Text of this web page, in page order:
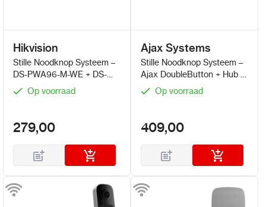
Hikvision
Stille Noodknop Systeem –
DS-PWA96-M-WE + DS-
PDEB2-EG2-WE(B)
Op voorraad
279,00
Ajax Systems
Stille Noodknop Systeem –
Ajax DoubleButton + Hub 2
(4G)Op voorraad
409,00